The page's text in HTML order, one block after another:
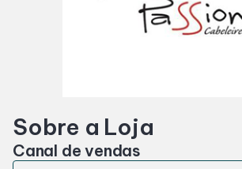
Cinema
Sobre a Loja
Canal de vendas